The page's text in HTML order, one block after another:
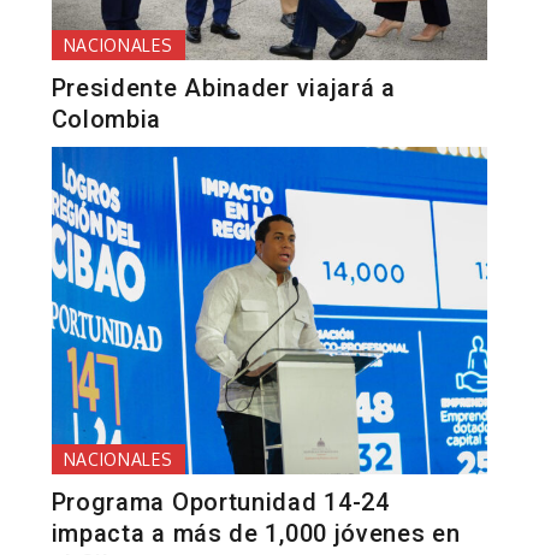
NACIONALES
Presidente Abinader viajará a
Colombia
NACIONALES
Programa Oportunidad 14-24
impacta a más de 1,000 jóvenes en